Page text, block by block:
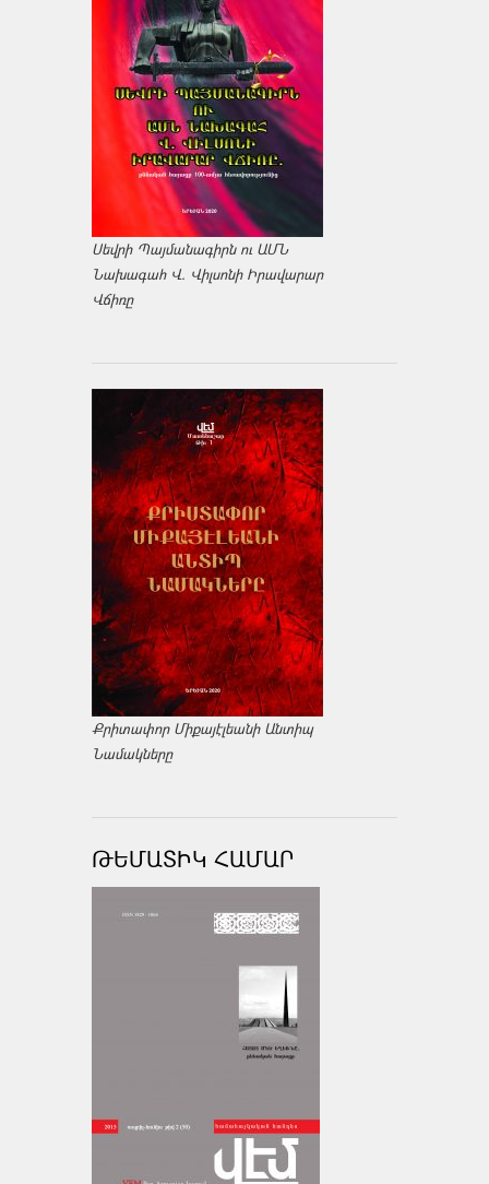
Սեվրի Պայմանագիրն ու ԱՄՆ
Նախագահ Վ. Վիլսոնի Իրավարար
Վճիռը
Քրիտափոր Միքայէլեանի Անտիպ
Նամակները
ԹԵՄԱՏԻԿ ՀԱՄԱՐ